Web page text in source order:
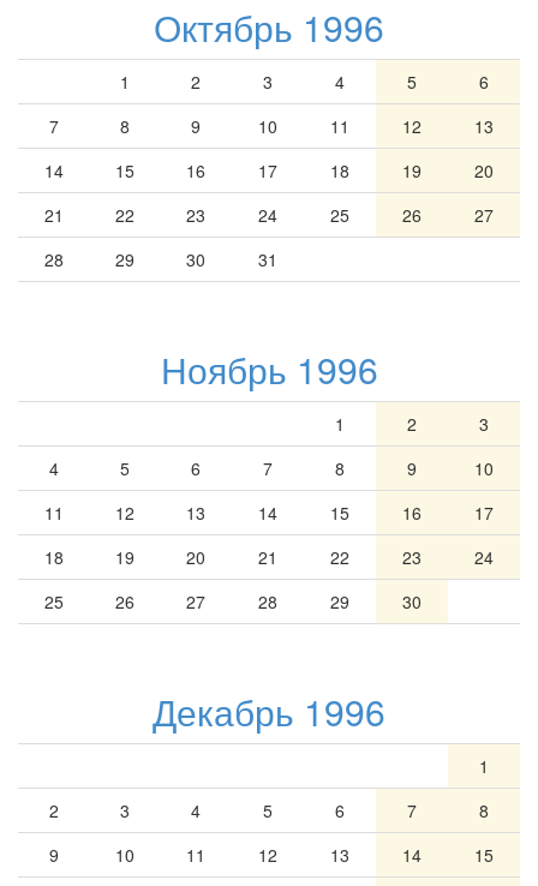
Октябрь 1996
1 2 3 4 5
6
7
8 9 10 11 12
13
14
15 16 17 18 19
20
21
22 23 24 25 26
27
28
29 30 31
Ноябрь 1996
1 2
3
4
5 6 7 8 9
10
11
12 13 14 15 16
17
18
19 20 21 22 23
24
25
26 27 28 29 30
Декабрь 1996
1
2
3 4 5 6 7
8
9
10 11 12 13 14
15